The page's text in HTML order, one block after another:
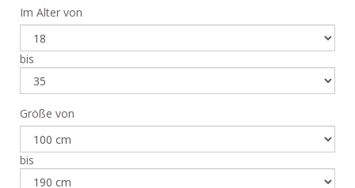
Im Alter von
bis
Größe von
bis